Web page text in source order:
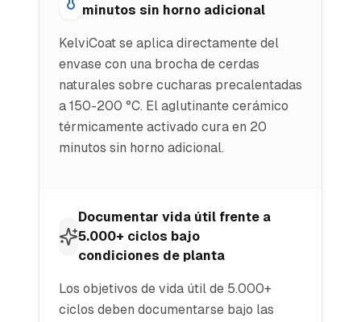
minutos sin horno adicional
KelviCoat se aplica directamente del
envase con una brocha de cerdas
naturales sobre cucharas precalentadas
a 150-200 °C. El aglutinante cerámico
térmicamente activado cura en 20
minutos sin horno adicional.
Documentar vida útil frente a
5.000+ ciclos bajo
condiciones de planta
Los objetivos de vida útil de 5.000+
ciclos deben documentarse bajo las